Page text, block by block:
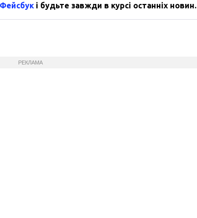
і будьте завжди в курсі останніх новин.
РЕКЛАМА